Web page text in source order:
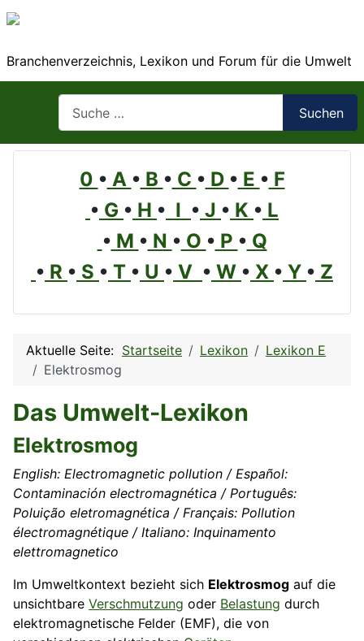
Branchenverzeichnis, Lexikon und Forum für die Umwelt
Suchen
0 • A • B • C • D • E • F
• G • H • I • J • K • L
• M • N • O • P • Q
• R • S • T • U • V • W • X • Y • Z
Aktuelle Seite: Startseite Lexikon
Lexikon E
Elektrosmog
Das Umwelt-Lexikon
Elektrosmog
English: Electromagnetic pollution / Español:
Contaminación electromagnética / Português:
Poluição eletromagnética / Français: Pollution
électromagnétique / Italiano: Inquinamento
elettromagnetico
Im Umweltkontext bezieht sich Elektrosmog auf die
unsichtbare Verschmutzung oder Belastung durch
elektromagnetische Felder (EMF), die von